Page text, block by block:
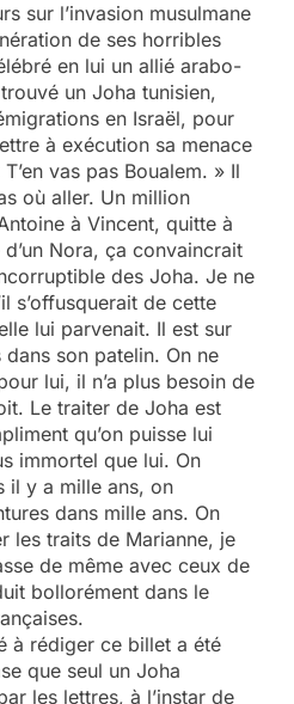
sur l’invasion musulmane
de ses horribles
en lui un allié arabo-
un Joha tunisien,
en Israël, pour
à exécution sa menace
vas pas Boualem. » Il
où aller. Un million
à Vincent, quitte à
Nora, ça convaincrait
des Joha. Je ne
s’offusquerait de cette
lui parvenait. Il est sur
dans son patelin. On ne
lui, il n’a plus besoin de
Le traiter de Joha est
qu’on puisse lui
immortel que lui. On
il y a mille ans, on
dans mille ans. On
les traits de Marianne, je
de même avec ceux de
bollorément dans le
à rédiger ce billet a été
que seul un Joha
les lettres, à l’instar de